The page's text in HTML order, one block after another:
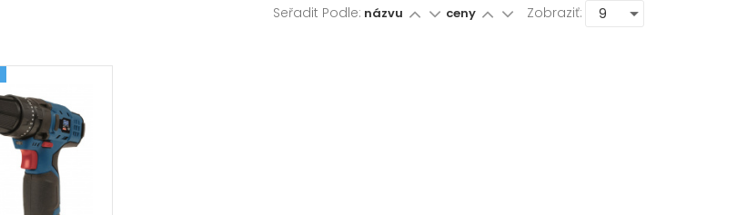
Zobraziť:
Seřadit Podle: názvu ceny